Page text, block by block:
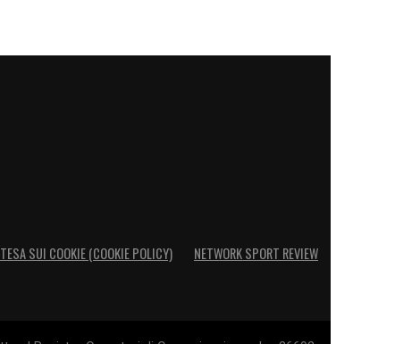
SUI COOKIE (COOKIE POLICY) NETWORK SPORT REVIEW